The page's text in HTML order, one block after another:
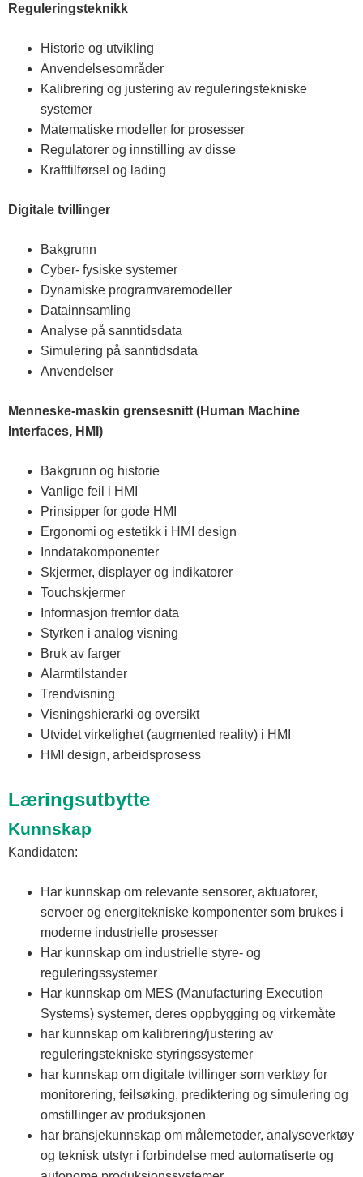
Reguleringsteknikk
Historie og utvikling
Anvendelsesområder
Kalibrering og justering av reguleringstekniske
systemer
Matematiske modeller for prosesser
Regulatorer og innstilling av disse
Krafttilførsel og lading
Digitale tvillinger
Bakgrunn
Cyber- fysiske systemer
Dynamiske programvaremodeller
Datainnsamling
Analyse på sanntidsdata
Simulering på sanntidsdata
Anvendelser
Menneske-maskin grensesnitt (Human Machine
Interfaces, HMI)
Bakgrunn og historie
Vanlige feil i HMI
Prinsipper for gode HMI
Ergonomi og estetikk i HMI design
Inndatakomponenter
Skjermer, displayer og indikatorer
Touchskjermer
Informasjon fremfor data
Styrken i analog visning
Bruk av farger
Alarmtilstander
Trendvisning
Visningshierarki og oversikt
Utvidet virkelighet (augmented reality) i HMI
HMI design, arbeidsprosess
Læringsutbytte
Kunnskap
Kandidaten:
Har kunnskap om relevante sensorer, aktuatorer,
servoer og energitekniske komponenter som brukes i
moderne industrielle prosesser
Har kunnskap om industrielle styre- og
reguleringssystemer
Har kunnskap om MES (Manufacturing Execution
Systems) systemer, deres oppbygging og virkemåte
har kunnskap om kalibrering/justering av
reguleringstekniske styringssystemer
har kunnskap om digitale tvillinger som verktøy for
monitorering, feilsøking, prediktering og simulering og
omstillinger av produksjonen
har bransjekunnskap om målemetoder, analyseverktøy
og teknisk utstyr i forbindelse med automatiserte og